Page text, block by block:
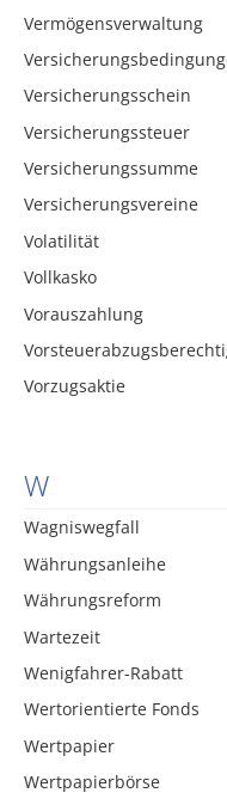
Vermögensverwaltung
Versicherungsschein
Versicherungssteuer
Versicherungssumme
Versicherungsvereine
Volatilität
Vollkasko
Vorauszahlung
Vorzugsaktie
W
Wagniswegfall
Währungsanleihe
Währungsreform
Wartezeit
Wenigfahrer-Rabatt
Wertorientierte Fonds
Wertpapier
Wertpapierbörse